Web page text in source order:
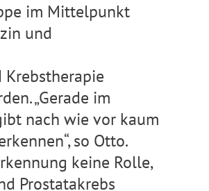
im Mittelpunkt
und
Krebstherapie
„Gerade im
nach wie vor kaum
so Otto.
keine Rolle,
Prostatakrebs